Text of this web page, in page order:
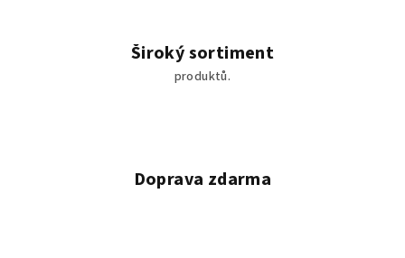
Široký sortiment
produktů.
Doprava zdarma